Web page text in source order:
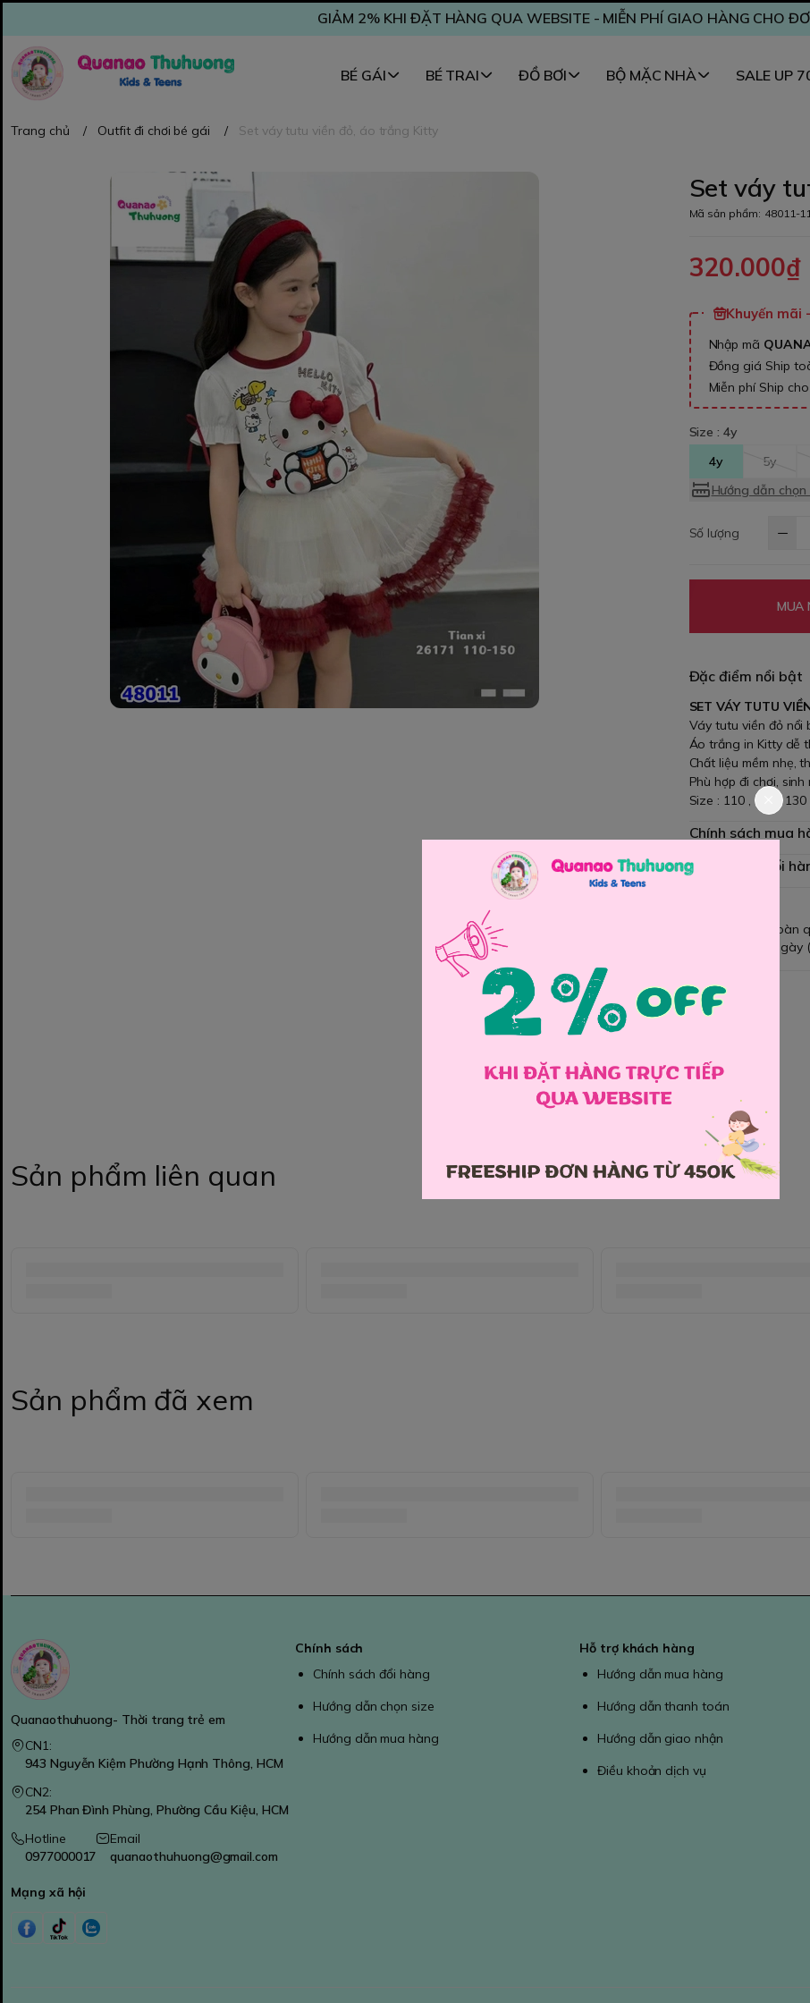
GIẢM 2% KHI ĐẶT HÀNG QUA WEBSITE - MIỄN PHÍ GIAO HÀNG CHO
BÉ GÁI BÉ TRAI ĐỒ BƠI BỘ MẶC NHÀ SALE UP
Trang chủ / Outfit đi chơi bé gái / Set váy tutu viền đỏ, áo trắng Kitty
Set váy
Mã sản phẩm: 48011-
320.000₫
Khuyến mãi
Nhập mã
Đồng giá Ship
Miễn phí Ship
Size :4y
4y
5y
Hướng dẫn chọn
Số lượng
MUA
Đặc điểm nổi bật
SET VÁY TUTU
Váy tutu viền đỏ nổi
Áo trắng in Kitty dễ
Chất liệu mềm nhẹ,
Phù hợp đi chơi,
Size : 110 , 120 ,
Chính sách mua
Chính sách đổi
Giao hàng toàn
Đổi hàng 3 ngày
Chia sẻ
Sản phẩm liên quan
Sản phẩm đã xem
Quanaothuhuong- Thời trang trẻ em
CN1:
943 Nguyễn Kiệm Phường Hạnh Thông, HCM
CN2:
254 Phan Đình Phùng, Phường Cầu Kiệu, HCM
Hotline
0977000017
Email
quanaothuhuong@gmail.com
Mạng xã hội
Chính sách
Chính sách đổi hàng
Hướng dẫn chọn size
Hướng dẫn mua hàng
Hỗ trợ khách hàng
Hướng dẫn mua hàng
Hướng dẫn thanh toán
Hướng dẫn giao nhận
Điều khoản dịch vụ